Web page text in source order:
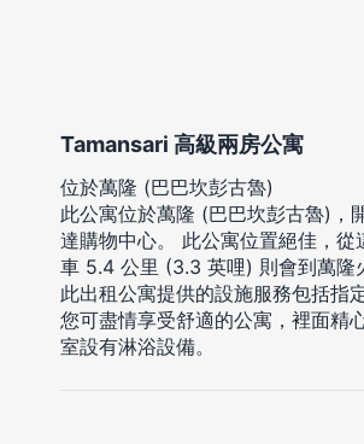
Tamansari 高級兩房公寓
位於萬隆 (巴巴坎彭古魯)
此公寓位於萬隆 (巴巴坎彭古魯)，
達購物中心。 此公寓位置絕佳，
車 5.4 公里 (3.3 英哩) 則會到萬隆
此出租公寓提供的設施服務包括指
您可盡情享受舒適的公寓，裡面精
室設有淋浴設備。